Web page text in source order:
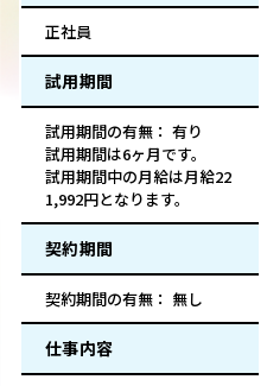
正社員
試用期間
試用期間の有無： 有り
試用期間は6ヶ月です。
試用期間中の月給は月給22
1,992円となります。
契約期間
契約期間の有無： 無し
仕事内容